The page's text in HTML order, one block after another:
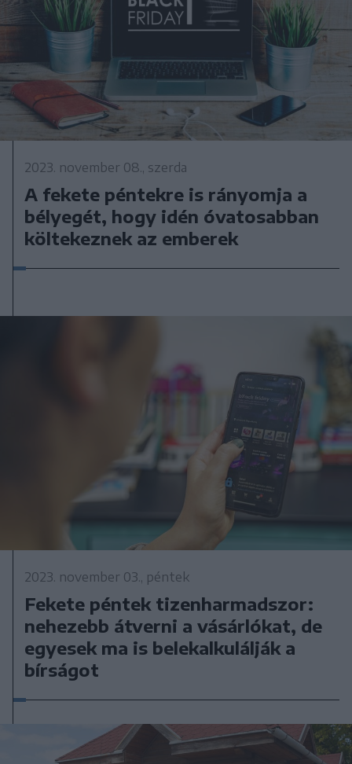
2023. november 08., szerda
A fekete péntekre is rányomja a
bélyegét, hogy idén óvatosabban
költekeznek az emberek
2023. november 03., péntek
Fekete péntek tizenharmadszor:
nehezebb átverni a vásárlókat, de
egyesek ma is belekalkulálják a
bírságot